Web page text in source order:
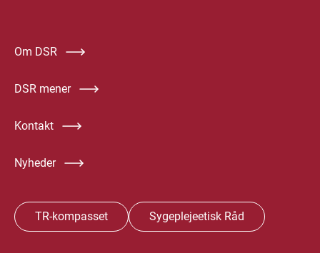
Om DSR
DSR mener
Kontakt
Nyheder
TR-kompasset Sygeplejeetisk Råd